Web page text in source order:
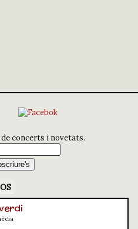
concerts i novetats.